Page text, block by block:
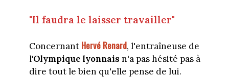
"Il faudra le laisser travailler"
Concernant Hervé Renard, l'entraîneuse de
l'Olympique lyonnais n'a pas hésité pas à
dire tout le bien qu'elle pense de lui.